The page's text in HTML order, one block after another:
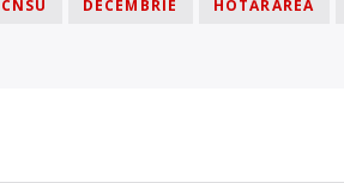
CNSU DECEMBRIE HOTĂRÂREA